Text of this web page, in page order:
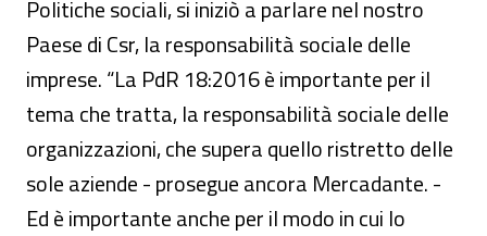
Politiche sociali, si iniziò a parlare nel nostro
Paese di Csr, la responsabilità sociale delle
imprese. “La PdR 18:2016 è importante per il
tema che tratta, la responsabilità sociale delle
organizzazioni, che supera quello ristretto delle
sole aziende - prosegue ancora Mercadante. -
Ed è importante anche per il modo in cui lo